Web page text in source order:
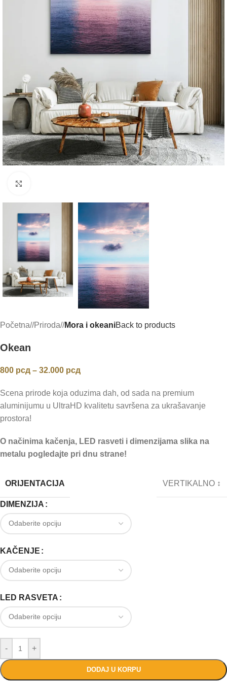
Početna/ Priroda/ Mora i okeaniBack to products
Okean
800 рсд – 32.000 рсд
Scena prirode koja oduzima dah, od sada na premium
aluminijumu u UltraHD kvalitetu savršena za ukrašavanje
prostora!
O načinima kačenja, LED rasveti i dimenzijama slika na
metalu pogledajte pri dnu strane!
ORIJENTACIJA VERTIKALNO ↕
DIMENZIJA
KAČENJE
LED RASVETA
- +
DODAJ U KORPU